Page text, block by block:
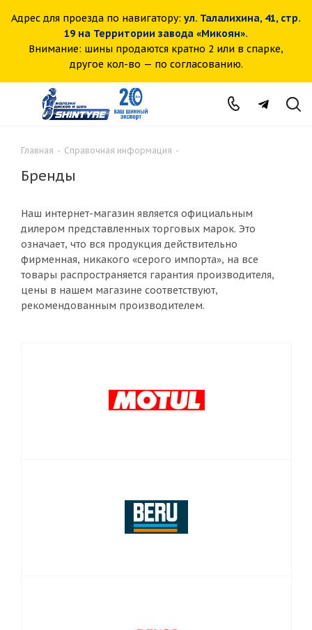
Адрес для проезда по навигатору: ул. Талалихина, 41, стр.
19 на Территории завода «Микоян».
Внимание: шины продаются кратно 2 или в спарке,
другое кол-во — по согласованию.
Главная - Справочная информация -
Бренды
Наш интернет-магазин является официальным
дилером представленных торговых марок. Это
означает, что вся продукция действительно
фирменная, никакого «серого импорта», на все
товары распространяется гарантия производителя,
цены в нашем магазине соответствуют,
рекомендованным производителем.